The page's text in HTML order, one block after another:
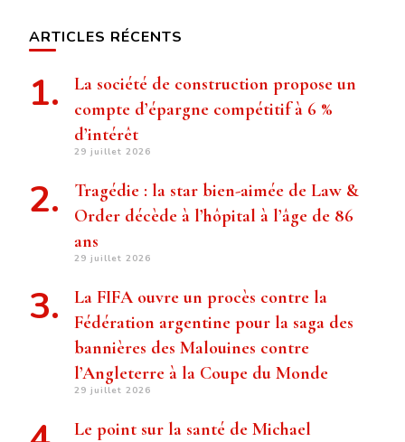
ARTICLES RÉCENTS
La société de construction propose un
compte d’épargne compétitif à 6 %
d’intérêt
29 juillet 2026
Tragédie : la star bien-aimée de Law &
Order décède à l’hôpital à l’âge de 86
ans
29 juillet 2026
La FIFA ouvre un procès contre la
Fédération argentine pour la saga des
bannières des Malouines contre
l’Angleterre à la Coupe du Monde
29 juillet 2026
Le point sur la santé de Michael